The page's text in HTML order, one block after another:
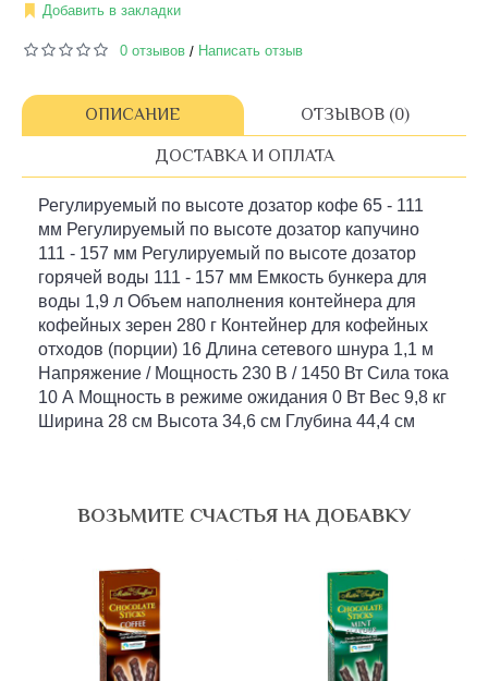
Добавить в закладки
0 отзывов / Написать отзыв
ОПИСАНИЕ ОТЗЫВОВ (0)
ДОСТАВКА И ОПЛАТА
Регулируемый по высоте дозатор кофе 65 - 111
мм Регулируемый по высоте дозатор капучино
111 - 157 мм Регулируемый по высоте дозатор
горячей воды 111 - 157 мм Емкость бункера для
воды 1,9 л Объем наполнения контейнера для
кофейных зерен 280 г Контейнер для кофейных
отходов (порции) 16 Длина сетевого шнура 1,1 м
Напряжение / Мощность 230 В / 1450 Вт Сила тока
10 А Мощность в режиме ожидания 0 Вт Вес 9,8 кг
Ширина 28 см Высота 34,6 см Глубина 44,4 см
ВОЗЬМИТЕ СЧАСТЬЯ НА ДОБАВКУ